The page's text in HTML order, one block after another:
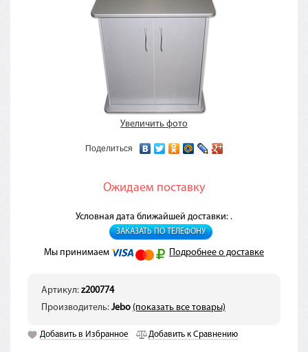
Увеличить фото
Поделиться
Ожидаем поставку
Условная дата ближайшей доставки: .
ЗАКАЗАТЬ ПО ТЕЛЕФОНУ
Мы принимаем Подробнее о доставке
Артикул: z200774
Производитель: Jebo (показать все товары)
Добавить в Избранное Добавить к Сравнению